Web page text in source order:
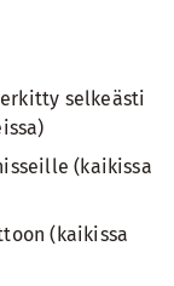
selkeästi
(kaikissa
(kaikissa